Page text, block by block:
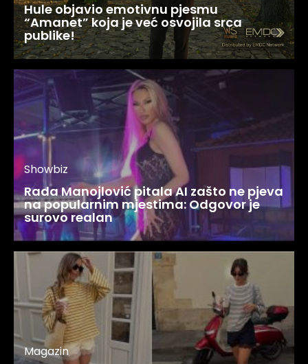
Hule objavio emotivnu pjesmu
“Amanet” koja je već osvojila srca
publike!
Showbiz
Rada Manojlović pitala AI zašto ne pjeva
na popularnim mjestima: Odgovor je
surovo realan
Magazin